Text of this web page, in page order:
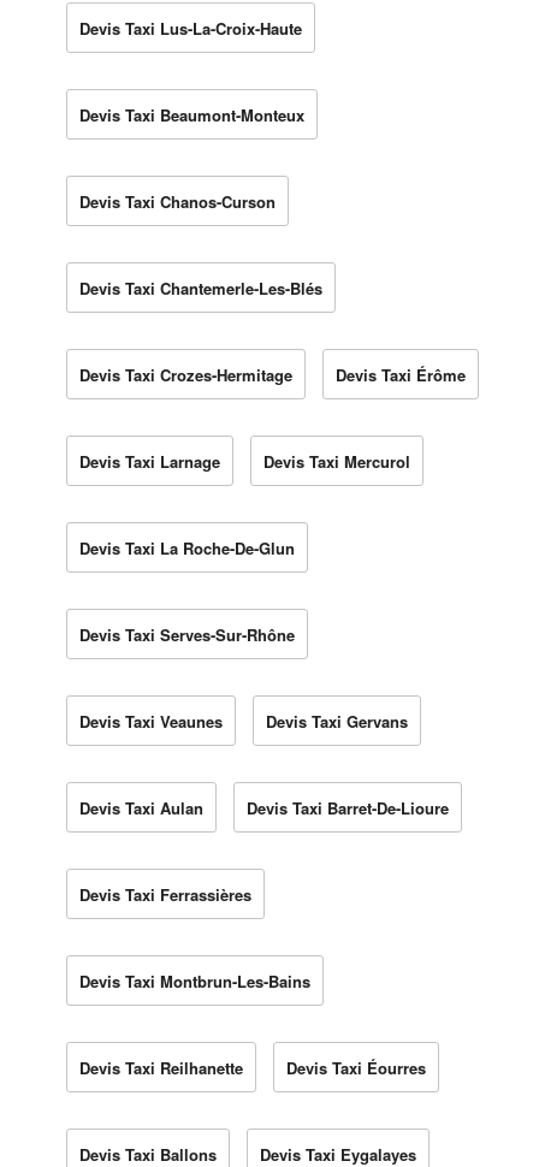
Devis Taxi Lus-La-Croix-Haute
Devis Taxi Beaumont-Monteux
Devis Taxi Chanos-Curson
Devis Taxi Chantemerle-Les-Blés
Devis Taxi Crozes-Hermitage Devis Taxi Érôme
Devis Taxi Larnage Devis Taxi Mercurol
Devis Taxi La Roche-De-Glun
Devis Taxi Serves-Sur-Rhône
Devis Taxi Veaunes Devis Taxi Gervans
Devis Taxi Aulan Devis Taxi Barret-De-Lioure
Devis Taxi Ferrassières
Devis Taxi Montbrun-Les-Bains
Devis Taxi Reilhanette Devis Taxi Éourres
Devis Taxi Ballons Devis Taxi Eygalayes